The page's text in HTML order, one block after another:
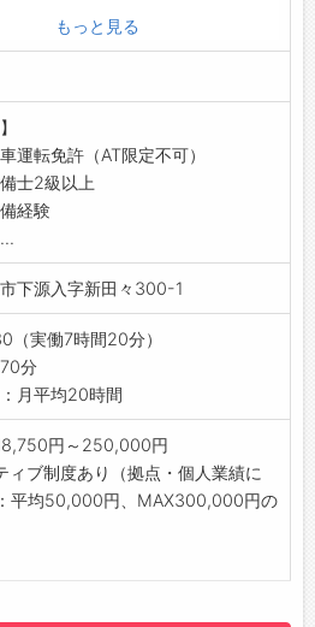
輩がついてくれて、何も分からない
新人のときに親身に相談に乗って
行ったり、兄弟のような関係で頼り
十分していて、新人のときは店舗へ
前に整備の基礎を学べたり、日産資
会社が研修を行ってくれて苦手な分
から学ぶことができたりします。
スタッフ（2019年入社）
込まれるお客様は不安を抱えてい
、不安を解消できるのは自動車整
す◎
容をしっかり聞き、短時間で修理
う心掛けています。
ありがとう」の感謝の言葉やお褒
ただくことが、何よりもやりがい
す！
、ジャガー、ロータス、
ファロメオ
に向けて、日々の積み重ねを大切に
世代が良くなるものを生み出して
う♪
付作業からスタートし、徐々に様々
レンジしていただきます。
車業界はEV、自動運転へと大きな
す。
囲気・社風】
いことを細かく質問しても都度丁寧
ただけるので、安心して働ける環境
フは個性豊かで面白い方が多く、
務中もコミュニケーションが取り
得実績あり！
めてコミュニケーションをとる中
前に進めて、育休取得に結びつく
した◎
のもと、安心・安全・快適な地域
し、試行錯誤を重ねながら、今後も
づくりを目指してまいります。
活躍できる環境づくりに注力して
車両状態の確認・消耗部品の交換
備）
ール（エンジンやミッションの分
）
説明、アドバイス（車両の使い
全の向上）
ごとに部品や仕様を組み合わせる
ドとなるため、お客様のビジネス
を作り上げる面白さがあります♪
はなく、その後のアフターサービス
の受注に繋がるので、中長期的な
ャンスの獲得となり、会社全体のビ
る関わりや影響を感じていただけ
ブランドの最先端の技術に触れら
長の糧になります！
もっと見る
運転免許（AT限定不可）
士2級以上
経験
下源入字新田々300-1
（実働7時間20分）
分
月平均20時間
円～250,000円
ィブ制度あり（拠点・個人業績に
平均50,000円、MAX300,000円の